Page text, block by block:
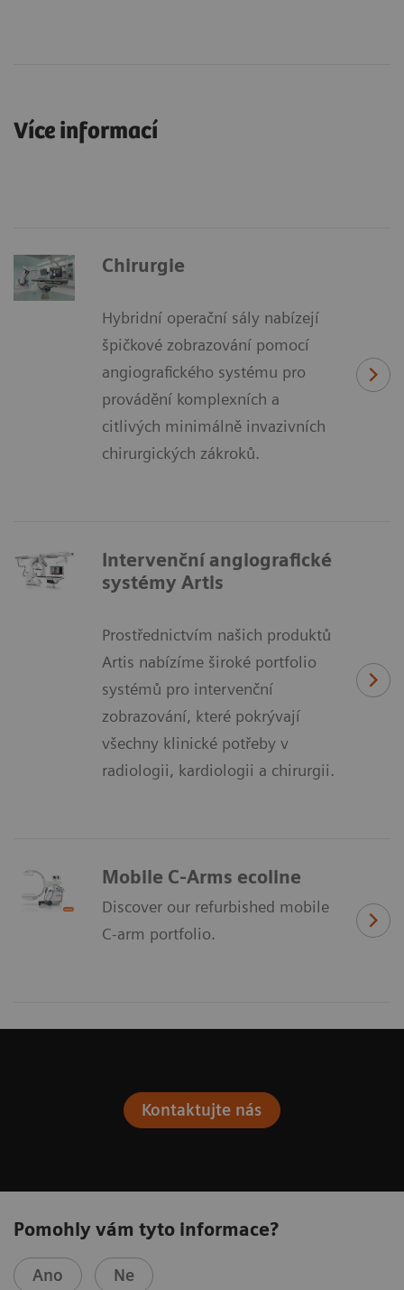
Více informací
Chirurgie
Hybridní operační sály nabízejí
špičkové zobrazování pomocí
angiografického systému pro
provádění komplexních a
citlivých minimálně invazivních
chirurgických zákroků.
Intervenční angiografické
systémy Artis
Prostřednictvím našich produktů
Artis nabízíme široké portfolio
systémů pro intervenční
zobrazování, které pokrývají
všechny klinické potřeby v
radiologii, kardiologii a chirurgii.
Mobile C-Arms ecoline
Discover our refurbished mobile
C-arm portfolio.
Kontaktujte nás
Pomohly vám tyto informace?
Ano Ne